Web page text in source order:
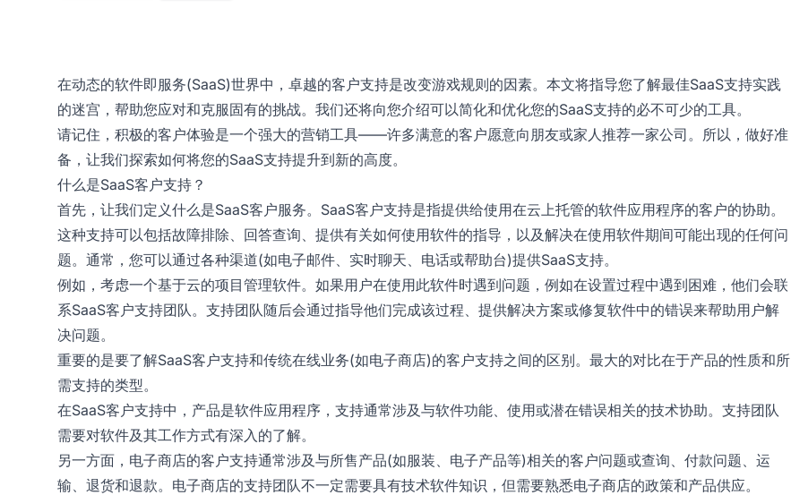
在动态的软件即服务(SaaS)世界中，卓越的客户支持是改变游戏规则的因素。本文将指导您了解最佳SaaS支持实践
的迷宫，帮助您应对和克服固有的挑战。我们还将向您介绍可以简化和优化您的SaaS支持的必不可少的工具。
请记住，积极的客户体验是一个强大的营销工具——许多满意的客户愿意向朋友或家人推荐一家公司。所以，做好准
备，让我们探索如何将您的SaaS支持提升到新的高度。
什么是SaaS客户支持？
首先，让我们定义什么是SaaS客户服务。SaaS客户支持是指提供给使用在云上托管的软件应用程序的客户的协助。
这种支持可以包括故障排除、回答查询、提供有关如何使用软件的指导，以及解决在使用软件期间可能出现的任何问
题。通常，您可以通过各种渠道(如电子邮件、实时聊天、电话或帮助台)提供SaaS支持。
例如，考虑一个基于云的项目管理软件。如果用户在使用此软件时遇到问题，例如在设置过程中遇到困难，他们会联
系SaaS客户支持团队。支持团队随后会通过指导他们完成该过程、提供解决方案或修复软件中的错误来帮助用户解
决问题。
重要的是要了解SaaS客户支持和传统在线业务(如电子商店)的客户支持之间的区别。最大的对比在于产品的性质和所
需支持的类型。
在SaaS客户支持中，产品是软件应用程序，支持通常涉及与软件功能、使用或潜在错误相关的技术协助。支持团队
需要对软件及其工作方式有深入的了解。
另一方面，电子商店的客户支持通常涉及与所售产品(如服装、电子产品等)相关的客户问题或查询、付款问题、运
输、退货和退款。电子商店的支持团队不一定需要具有技术软件知识，但需要熟悉电子商店的政策和产品供应。